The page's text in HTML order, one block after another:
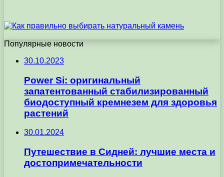
Популярные новости
30.10.2023
Power Si: оригинальный
запатентованный стабилизированный
биодоступный кремнезем для здоровья
растений
30.01.2024
Путешествие в Сидней: лучшие места и
достопримечательности